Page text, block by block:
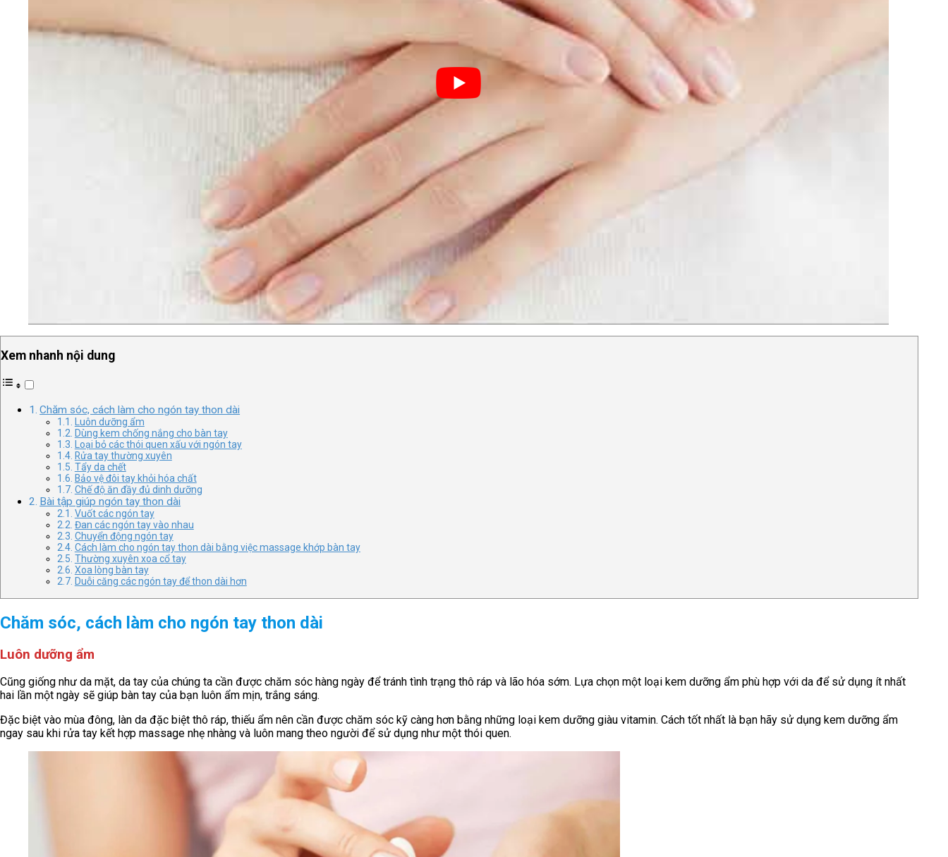
Xem nhanh nội dung
Chăm sóc, cách làm cho ngón tay thon dài
Luôn dưỡng ẩm
Dùng kem chống nắng cho bàn tay
Loại bỏ các thói quen xấu với ngón tay
Rửa tay thường xuyên
Tẩy da chết
Bảo vệ đôi tay khỏi hóa chất
Chế độ ăn đầy đủ dinh dưỡng
Bài tập giúp ngón tay thon dài
Vuốt các ngón tay
Đan các ngón tay vào nhau
Chuyển động ngón tay
Cách làm cho ngón tay thon dài bằng việc massage khớp bàn tay
Thường xuyên xoa cổ tay
Xoa lòng bàn tay
Duỗi căng các ngón tay để thon dài hơn
Chăm sóc, cách làm cho ngón tay thon dài
Luôn dưỡng ẩm
Cũng giống như da mặt, da tay của chúng ta cần được chăm sóc hàng ngày để tránh tình trạng thô ráp và lão hóa sớm. Lựa chọn một loại kem dưỡng ẩm phù hợp với da để sử dụng ít nhất
hai lần một ngày sẽ giúp bàn tay của bạn luôn ẩm mịn, trắng sáng.
Đặc biệt vào mùa đông, làn da đặc biệt thô ráp, thiếu ẩm nên cần được chăm sóc kỹ càng hơn bằng những loại kem dưỡng giàu vitamin. Cách tốt nhất là bạn hãy sử dụng kem dưỡng ẩm
ngay sau khi rửa tay kết hợp massage nhẹ nhàng và luôn mang theo người để sử dụng như một thói quen.